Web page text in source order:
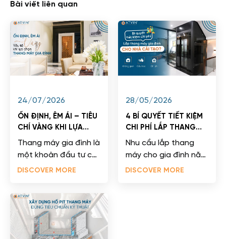
Bài viết liên quan
24/07/2026
ỔN ĐỊNH, ÊM ÁI – TIÊU
CHÍ VÀNG KHI LỰA
CHỌN THANG MÁY GIA
Thang máy gia đình là
một khoản đầu tư có
giá trị cao và thường
từ 15-20...
DISCOVER MORE
28/05/2026
4 BÍ QUYẾT TIẾT KIỆM
CHI PHÍ LẮP THANG
MÁY CHO NHÀ CẢI
Nhu cầu lắp thang
máy cho gia đình năm
2026 đang bùng nổ
DISCOVER MORE